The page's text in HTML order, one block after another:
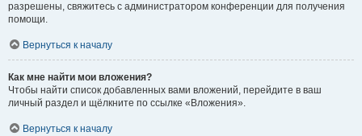
разрешены, свяжитесь с администратором конференции для получения
помощи.
Вернуться к началу
Как мне найти мои вложения?
Чтобы найти список добавленных вами вложений, перейдите в ваш
личный раздел и щёлкните по ссылке «Вложения».
Вернуться к началу